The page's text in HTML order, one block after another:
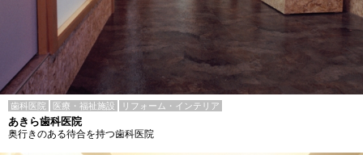
歯科医院 医療・福祉施設 リフォーム・インテリア
あきら歯科医院
奥行きのある待合を持つ歯科医院